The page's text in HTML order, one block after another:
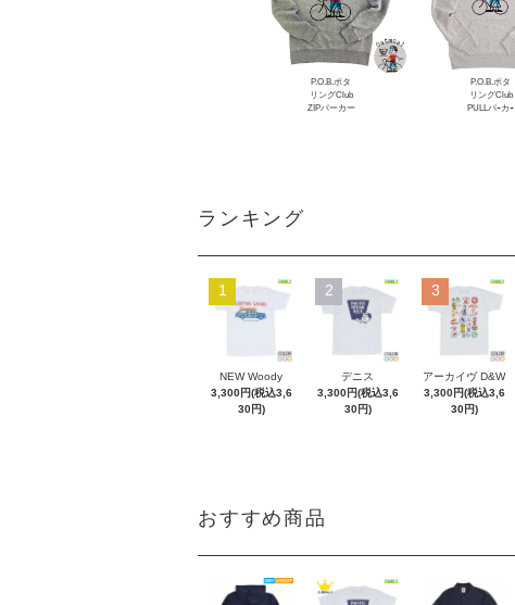
P.O.B.ポタ
リングClub
ZIPパーカー
P.O.B.ポタ
リングClub
PULLパｰカｰ
ランキング
1
NEW Woody
3,300円(税込3,6
30円)
2
デニス
3,300円(税込3,6
30円)
3
アーカイヴ D&W
3,300円(税込3,6
30円)
おすすめ商品